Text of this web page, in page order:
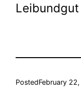
PostedFebruary